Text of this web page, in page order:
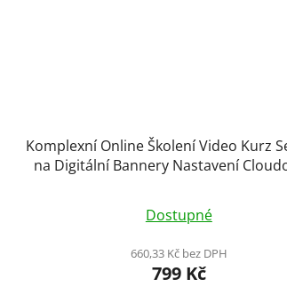
Komplexní Online Školení Video Kurz
na Digitální Bannery Nastavení
Dostupné
660,33 Kč bez DPH
799 Kč